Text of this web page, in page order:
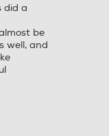
did a
be
well, and